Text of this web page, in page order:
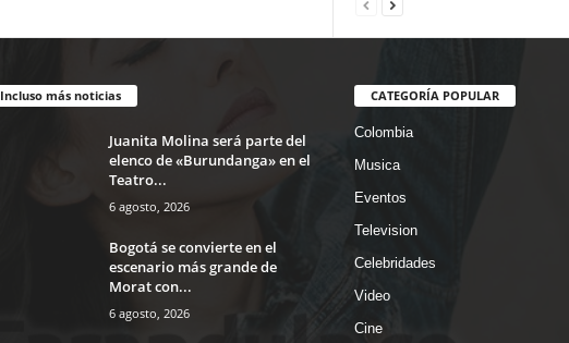
Incluso más noticias
Juanita Molina será parte del
elenco de «Burundanga» en el
Teatro...
6 agosto, 2026
Bogotá se convierte en el
escenario más grande de
Morat con...
6 agosto, 2026
CATEGORÍA POPULAR
Colombia
Musica
Eventos
Television
Celebridades
Video
Cine